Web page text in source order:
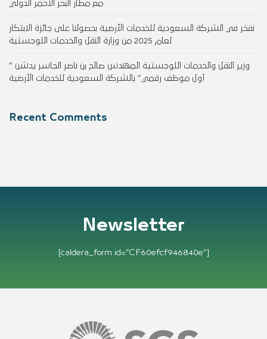
مع مطار البحر الأحمر الدولي
نفخر في الشركة السعودية للخدمات الأرضية بحصولنا على جائزة الابتكار
لعام 2025 من وزارة النقل والخدمات اللوجستية
وزير النقل والخدمات اللوجستية المهندس صالح بن ناصر الجاسر يدشن ”
أول موظف رقمي” بالشركة السعودية للخدمات الأرضية
Recent Comments
Newsletter
[caldera_form id=”CF60efcf946840e”]